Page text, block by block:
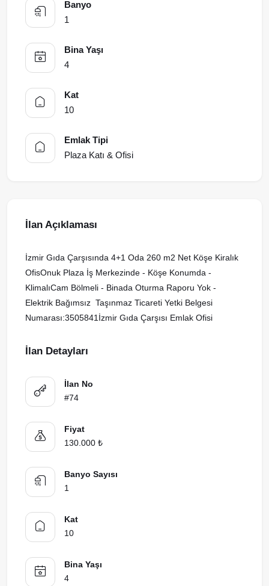
Banyo
1
Bina Yaşı
4
Kat
10
Emlak Tipi
Plaza Katı & Ofisi
İlan Açıklaması
İzmir Gıda Çarşısında 4+1 Oda 260 m2 Net Köşe Kiralık
OfisOnuk Plaza İş Merkezinde - Köşe Konumda -
KlimalıCam Bölmeli - Binada Oturma Raporu Yok -
Elektrik Bağımsız Taşınmaz Ticareti Yetki Belgesi
Numarası:3505841İzmir Gıda Çarşısı Emlak Ofisi
İlan Detayları
İlan No
#74
Fiyat
130.000 ₺
Banyo Sayısı
1
Kat
10
Bina Yaşı
4